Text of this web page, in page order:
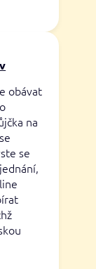
obávat
na
se